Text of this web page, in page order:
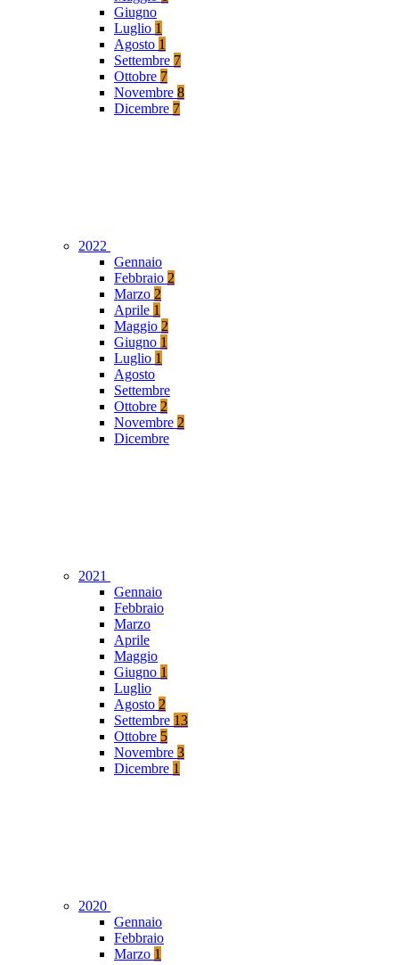
Giugno
Luglio 1
Agosto 1
Settembre 7
Ottobre 7
Novembre 8
Dicembre 7
2022
Gennaio
Febbraio 2
Marzo 2
Aprile 1
Maggio 2
Giugno 1
Luglio 1
Agosto
Settembre
Ottobre 2
Novembre 2
Dicembre
2021
Gennaio
Febbraio
Marzo
Aprile
Maggio
Giugno 1
Luglio
Agosto 2
Settembre 13
Ottobre 5
Novembre 3
Dicembre 1
2020
Gennaio
Febbraio
Marzo 1